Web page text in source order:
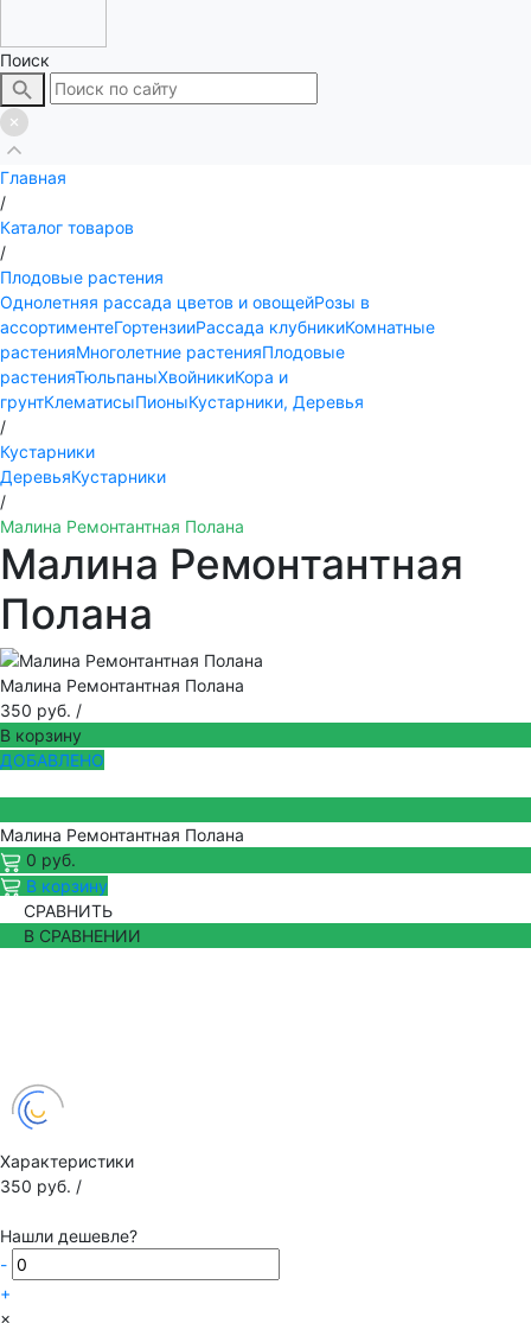
Поиск
Главная
/
Каталог товаров
/
Плодовые растения
Однолетняя рассада цветов и овощейРозы в
ассортиментеГортензииРассада клубникиКомнатные
растенияМноголетние растенияПлодовые
растенияТюльпаныХвойникиКора и
грунтКлематисыПионыКустарники, Деревья
/
Кустарники
ДеревьяКустарники
/
Малина Ремонтантная Полана
Малина Ремонтантная
Полана
Малина Ремонтантная Полана
350 руб. /
В корзину
ДОБАВЛЕНО
Малина Ремонтантная Полана
0 руб.
В корзину
СРАВНИТЬ
В СРАВНЕНИИ
Характеристики
350 руб. /
Нашли дешевле?
-
+
×